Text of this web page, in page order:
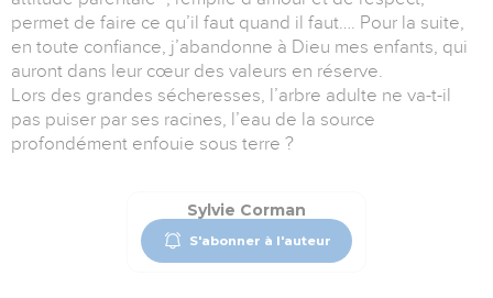
permet de faire ce qu’il faut quand il faut…. Pour la suite,
en toute confiance, j’abandonne à Dieu mes enfants, qui
auront dans leur cœur des valeurs en réserve.
Lors des grandes sécheresses, l’arbre adulte ne va-t-il
pas puiser par ses racines, l’eau de la source
profondément enfouie sous terre ?
Sylvie Corman
S'abonner à l'auteur